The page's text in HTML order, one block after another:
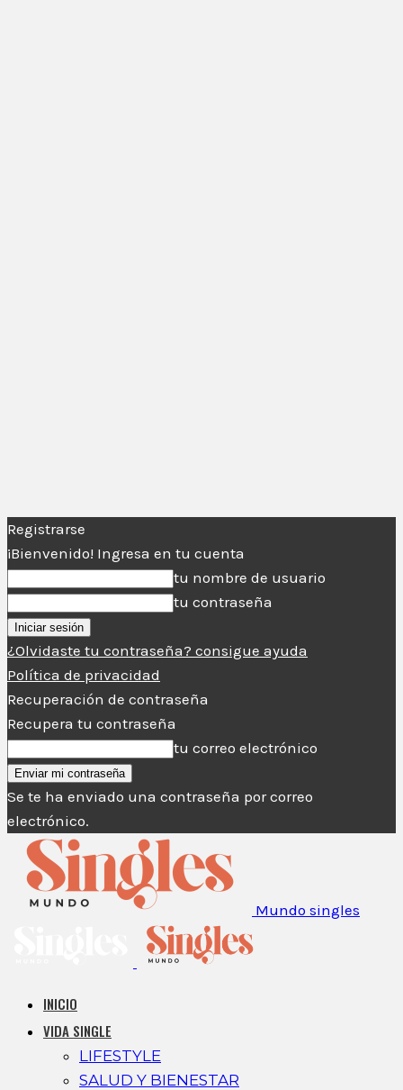
Registrarse
¡Bienvenido! Ingresa en tu cuenta
tu nombre de usuario
tu contraseña
¿Olvidaste tu contraseña? consigue ayuda
Política de privacidad
Recuperación de contraseña
Recupera tu contraseña
tu correo electrónico
Se te ha enviado una contraseña por correo
electrónico.
Mundo singles
INICIO
VIDA SINGLE
LIFESTYLE
SALUD Y BIENESTAR